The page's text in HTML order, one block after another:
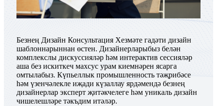
Безнең Дизайн Консультация Хезмәте гадәти дизайн
шаблоннарыннан өстен. Дизайнерларыбыз белән
комплекслы дискуссияләр һәм интерактив сессияләр
аша без искиткеч махсус урам киемнәрен ясарга
омтылабыз. Күпьеллык промышленность тәҗрибәсе
һәм үзенчәлекле иҗади күзаллау ярдәмендә безнең
дизайнерлар эксперт җитәкчелеге һәм уникаль дизайн
чишелешләре тәкъдим итәләр.